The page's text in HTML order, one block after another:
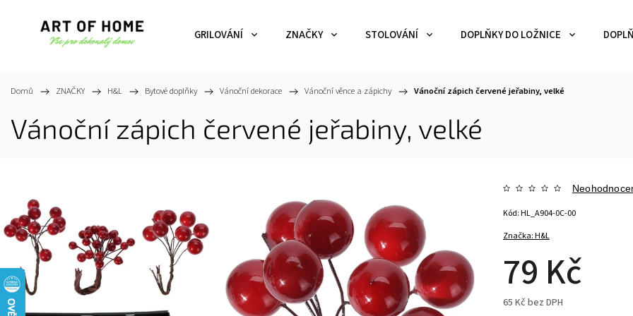
GRILOVÁNÍ ZNAČKY STOLOVÁNÍ DOPLŇKY DO LOŽNICE
Domů / ZNAČKY / H&L / Bytové doplňky / Vánoční dekorace / Vánoční věnce a zápichy / Vánoční zápich červené jeřabiny, velké
Vánoční zápich červené jeřabiny, velké
Značka:H&L
79 Kč
65 Kč bez DPH
Kód:HL_A904-0C-00